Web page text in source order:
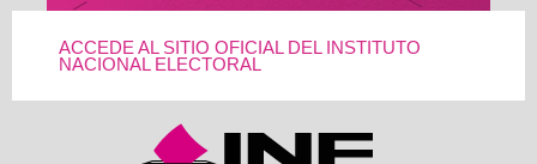
ACCEDE AL SITIO OFICIAL DEL INSTITUTO
NACIONAL ELECTORAL